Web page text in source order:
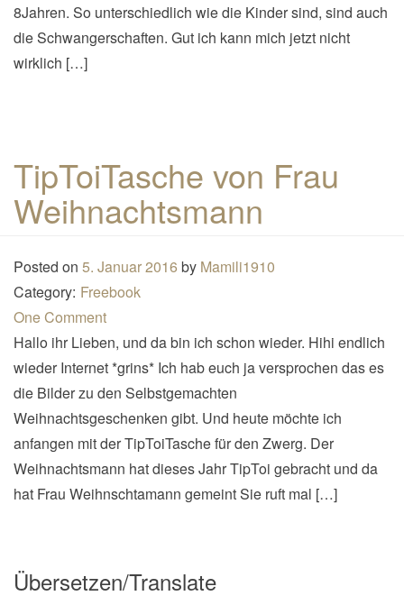
8Jahren. So unterschiedlich wie die Kinder sind, sind auch
die Schwangerschaften. Gut ich kann mich jetzt nicht
wirklich […]
TipToiTasche von Frau
Weihnachtsmann
Posted on 5. Januar 2016 by Mamili1910
Category: Freebook
One Comment
Hallo ihr Lieben, und da bin ich schon wieder. Hihi endlich
wieder Internet *grins* Ich hab euch ja versprochen das es
die Bilder zu den Selbstgemachten
Weihnachtsgeschenken gibt. Und heute möchte ich
anfangen mit der TipToiTasche für den Zwerg. Der
Weihnachtsmann hat dieses Jahr TipToi gebracht und da
hat Frau Weihnschtamann gemeint Sie ruft mal […]
Übersetzen/Translate